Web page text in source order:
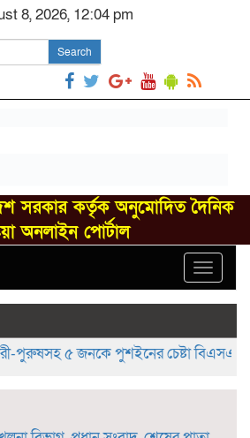
8, 2026, 12:04 pm
Search
সরকার কর্তৃক অনুমোদিত দৈনিক
অনলাইন পোর্টাল
Toggle
পুরুষসহ ৫ জনকে পুশইনের চেষ্টা বিএসএফের,